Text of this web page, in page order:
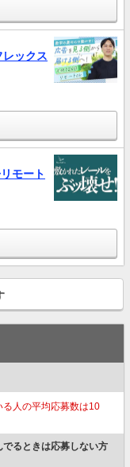
ックス
モート
る人の平均応募数は10
るときは応募しない方